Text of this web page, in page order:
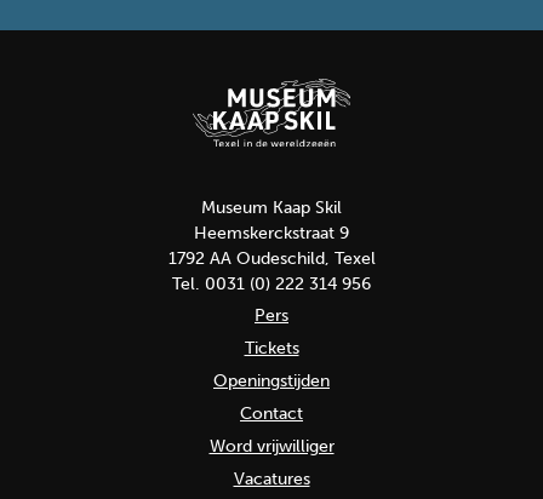
Museum Kaap Skil
Heemskerckstraat 9
1792 AA Oudeschild, Texel
Tel. 0031 (0) 222 314 956
Pers
Tickets
Openingstijden
Contact
Word vrijwilliger
Vacatures